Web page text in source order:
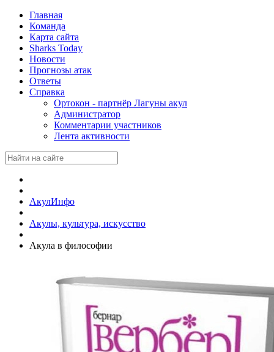
Главная
Команда
Карта сайта
Sharks Today
Новости
Прогнозы атак
Ответы
Справка
Ортокон - партнёр Лагуны акул
Администратор
Комментарии участников
Лента активности
АкулИнфо
Акулы, культура, искусство
Акула в философии